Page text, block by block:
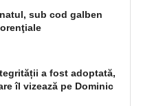
sub cod galben
a fost adoptată,
îl vizează pe Dominic